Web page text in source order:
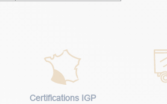
Certifications IGP